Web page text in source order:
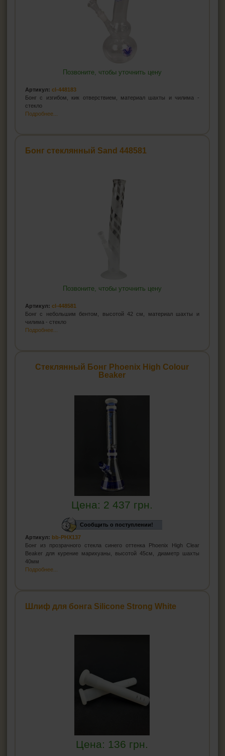
Позвоните, чтобы уточнить цену
Артикул: cl-448183
Бонг с изгибом, кик отверствием, материал шахты и чилима -
стекло
Подробнее...
Бонг стеклянный Sand 448581
Позвоните, чтобы уточнить цену
Артикул: cl-448581
Бонг с небольшим бентом, высотой 42 см, материал шахты и
чилима - стекло
Подробнее...
Стеклянный Бонг Phoenix High Colour
Beaker
Цена: 2 437 грн.
Сообщить о поступлении!
Артикул: bb-PHX137
Бонг из прозрачного стекла синего оттенка Phoenix High Clear
Beaker для курение марихуаны, высотой 45см, диаметр шахты
40мм
Подробнее...
Шлиф для бонга Silicone Strong White
Цена: 136 грн.